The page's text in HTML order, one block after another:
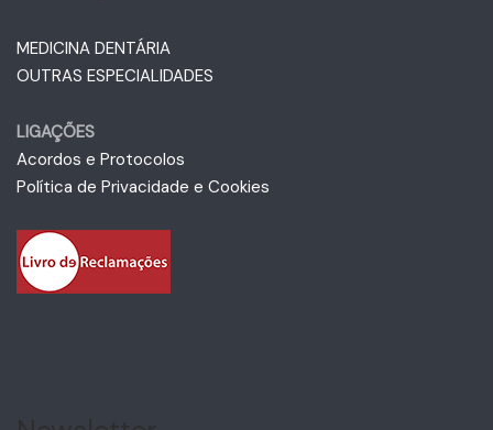
MEDICINA DENTÁRIA
OUTRAS ESPECIALIDADES
LIGAÇÕES
Acordos e Protocolos
Política de Privacidade e Cookies